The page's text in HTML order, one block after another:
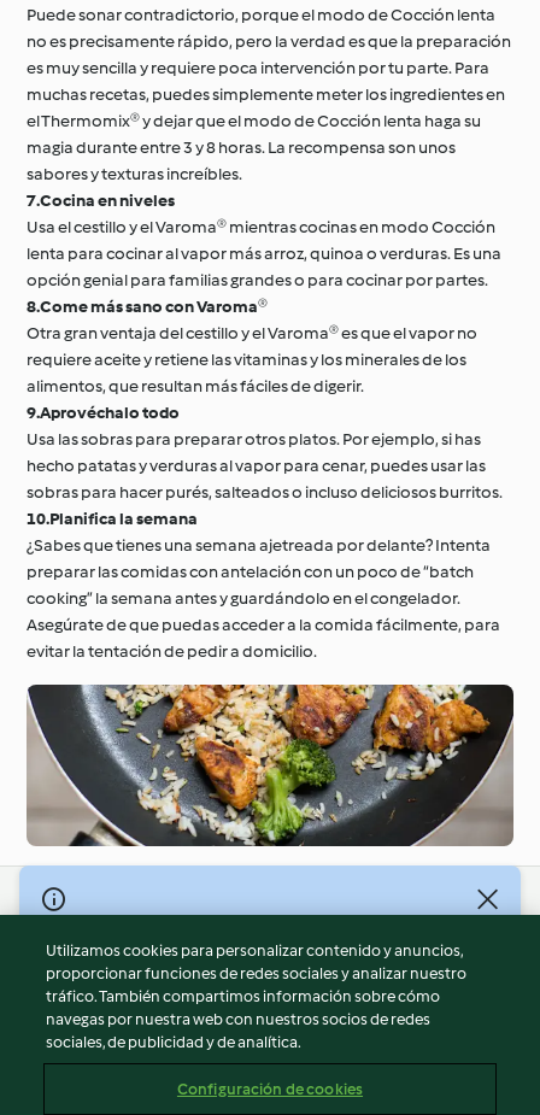
Puede sonar contradictorio, porque el modo de Cocción lenta
no es precisamente rápido, pero la verdad es que la preparación
es muy sencilla y requiere poca intervención por tu parte. Para
muchas recetas, puedes simplemente meter los ingredientes en
el Thermomix® y dejar que el modo de Cocción lenta haga su
magia durante entre 3 y 8 horas. La recompensa son unos
sabores y texturas increíbles.
7.Cocina en niveles
Usa el cestillo y el Varoma® mientras cocinas en modo Cocción
lenta para cocinar al vapor más arroz, quinoa o verduras. Es una
opción genial para familias grandes o para cocinar por partes.
8.Come más sano con Varoma®
Otra gran ventaja del cestillo y el Varoma® es que el vapor no
requiere aceite y retiene las vitaminas y los minerales de los
alimentos, que resultan más fáciles de digerir.
9.Aprovéchalo todo
Usa las sobras para preparar otros platos. Por ejemplo, si has
hecho patatas y verduras al vapor para cenar, puedes usar las
sobras para hacer purés, salteados o incluso deliciosos burritos.
10.Planifica la semana
¿Sabes que tienes una semana ajetreada por delante? Intenta
preparar las comidas con antelación con un poco de “batch
cooking” la semana antes y guardándolo en el congelador.
Asegúrate de que puedas acceder a la comida fácilmente, para
evitar la tentación de pedir a domicilio.
© Copyright 2026
Términos de uso
Política de privacidad
Aviso legal
Información legal
Utilizamos cookies para personalizar contenido y anuncios,
proporcionar funciones de redes sociales y analizar nuestro
tráfico. También compartimos información sobre cómo
navegas por nuestra web con nuestros socios de redes
sociales, de publicidad y de analítica.
Configuración de cookies